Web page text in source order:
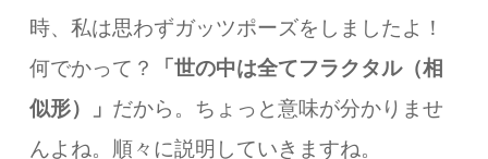
時、私は思わずガッツポーズをしましたよ！
何でかって？
「世の中は全てフラクタル（相
似形）」 だから。ちょっと意味が分かりませ
んよね。順々に説明していきますね。